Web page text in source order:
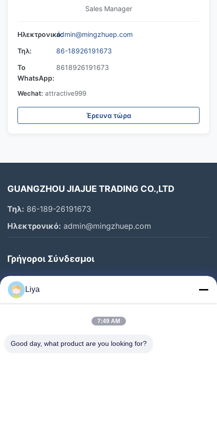
Sales Manager
Ηλεκτρονικό:admin@mingzhuep.com
Τηλ:
86-18926191673
Το
WhatsApp:
8618926191673
Wechat: attractive999
Έρευνα τώρα
GUANGZHOU JIAJUE TRADING CO.,LTD
Τηλ: 86-189-26191673
Ηλεκτρονικό: admin@mingzhuep.com
Γρήγοροι Σύνδεσμοι
Σπίτι
Προϊόντα
Έλεγχος Ποιότητας
Liya
7:49 AM
Good day, what product are you looking for?